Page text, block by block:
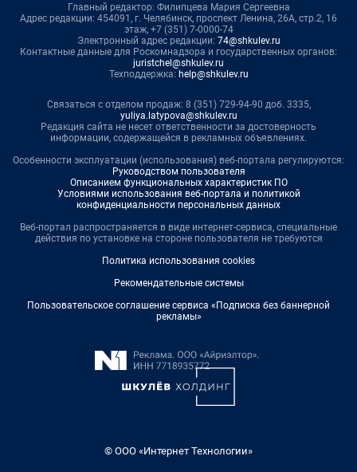
Главный редактор: Филипцева Мария Сергеевна
Адрес редакции: 454091, г. Челябинск, проспект Ленина, 26А, стр.2, 16
этаж, +7 (351) 7-0000-74
Электронный адрес редакции: 74@shkulev.ru
Контактные данные для Роскомнадзора и государственных органов:
juristchel@shkulev.ru
Техподдержка: help@shkulev.ru
Связаться с отделом продаж: 8 (351) 729-94-90 доб. 3335,
yuliya.latypova@shkulev.ru
Редакция сайта не несет ответственности за достоверность
информации, содержащейся в рекламных объявлениях.
Особенности эксплуатации (использования) веб-портала регулируются:
Руководством пользователя
Описанием функциональных характеристик ПО
Условиями использования веб-портала и политикой
конфиденциальности персональных данных
Веб-портал распространяется в виде интернет-сервиса, специальные
действия по установке на стороне пользователя не требуются
Политика использования cookies
Рекомендательные системы
Пользовательское соглашение сервиса «Подписка без баннерной
рекламы»
© ООО «Интернет Технологии»